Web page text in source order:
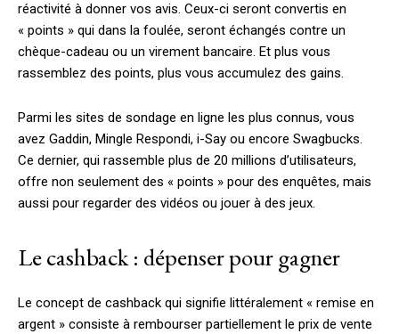
réactivité à donner vos avis. Ceux-ci seront convertis en
« points » qui dans la foulée, seront échangés contre un
chèque-cadeau ou un virement bancaire. Et plus vous
rassemblez des points, plus vous accumulez des gains.
Parmi les sites de sondage en ligne les plus connus, vous
avez Gaddin, Mingle Respondi, i-Say ou encore Swagbucks.
Ce dernier, qui rassemble plus de 20 millions d’utilisateurs,
offre non seulement des « points » pour des enquêtes, mais
aussi pour regarder des vidéos ou jouer à des jeux.
Le cashback : dépenser pour gagner
Le concept de cashback qui signifie littéralement « remise en
argent » consiste à rembourser partiellement le prix de vente